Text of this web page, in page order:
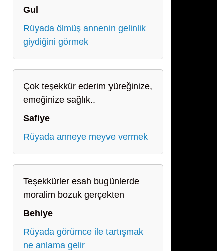
Gul
Rüyada ölmüş annenin gelinlik
giydiğini görmek
Çok teşekkür ederim yüreğinize,
emeğinize sağlık..
Safiye
Rüyada anneye meyve vermek
Teşekkürler esah bugünlerde
moralim bozuk gerçekten
Behiye
Rüyada görümce ile tartışmak
ne anlama gelir